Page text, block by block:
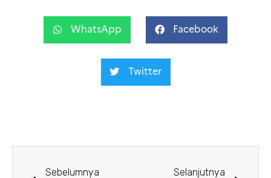
WhatsApp Facebook
Twitter
Sebelumnya Selanjutnya